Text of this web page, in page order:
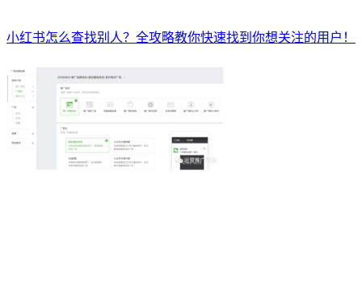
小红书怎么查找别人？全攻略教你快速找到你想关注的用户！